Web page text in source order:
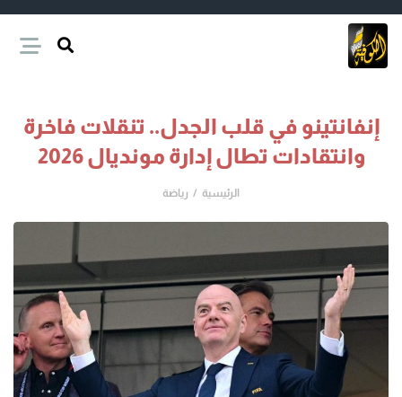
إنفانتينو في قلب الجدل.. تنقلات فاخرة
وانتقادات تطال إدارة مونديال 2026
الرئيسية رياضة